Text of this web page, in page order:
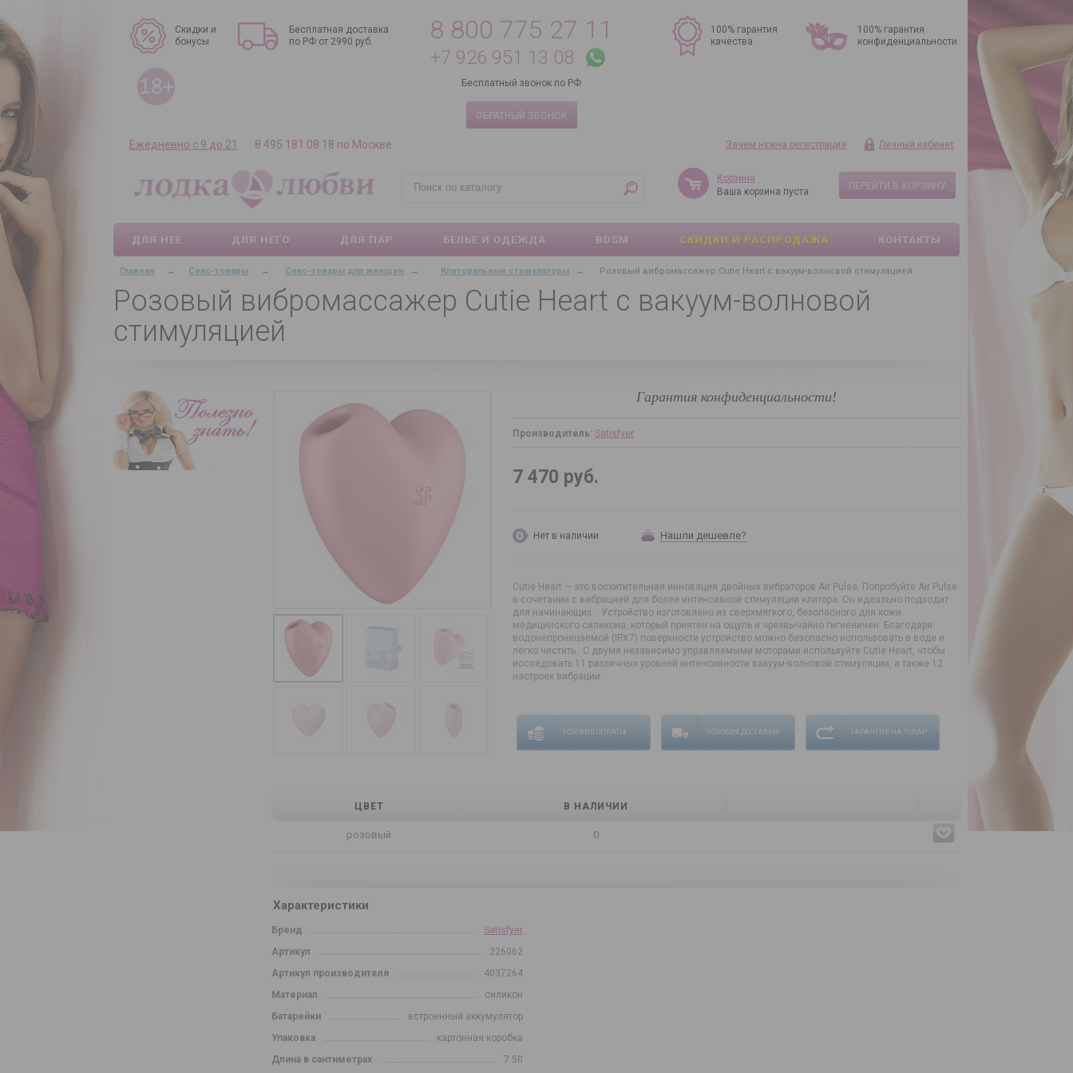
Скидки и
бонусы
Бесплатная доставка
по РФ от 2990 руб.
8 800 775 27 11
+7 926 951 13 08
Бесплатный звонок по РФ
ОБРАТНЫЙ ЗВОНОК
100% гарантия
качества
100% гарантия
конфиденциальности
Зачем нужна регистрация Личный кабинет
Ежедневно с 9 до 21 8 495 181 08 18 по Москве
Корзина
Ваша корзина пуста
ПЕРЕЙТИ В КОРЗИНУ
ДЛЯ НЕЁ ДЛЯ НЕГО ДЛЯ ПАР БЕЛЬЕ И ОДЕЖДА BDSM СКИДКИ И РАСПРОДАЖА КОНТАКТЫ
Главная → Секс-товары → Секс-товары для женщин → Клиторальные стимуляторы → Розовый вибромассажер Cutie Heart с вакуум-волновой стимуляцией
Розовый вибромассажер Cutie Heart с вакуум-волновой
стимуляцией
Гарантия конфиденциальности!
Производитель: Satisfyer
7 470 руб.
Нет в наличии Нашли дешевле?
Cutie Heart — это восхитительная инновация двойных вибраторов Air Pulse. Попробуйте Air Pulse
в сочетании с вибрацией для более интенсивной стимуляции клитора. Он идеально подходит
для начинающих. Устройство изготовлено из сверхмягкого, безопасного для кожи
медицинского силикона, который приятен на ощупь и чрезвычайно гигиеничен. Благодаря
водонепроницаемой (IPX7) поверхности устройство можно безопасно использовать в воде и
легко чистить. С двумя независимо управляемыми моторами используйте Cutie Heart, чтобы
исследовать 11 различных уровней интенсивности вакуум-волновой стимуляции, а также 12
настроек вибрации.
УСЛОВИЯ ОПЛАТЫ УСЛОВИЯ ДОСТАВКИ ГАРАНТИЯ НА ТОВАР
ЦВЕТ В НАЛИЧИИ
розовый 0
Характеристики
Бренд
Satisfyer
Артикул
226062
Артикул производителя
4037264
Материал
силикон
Батарейки
встроенный аккумулятор
Упаковка
картонная коробка
Длина в сантиметрах
7.50